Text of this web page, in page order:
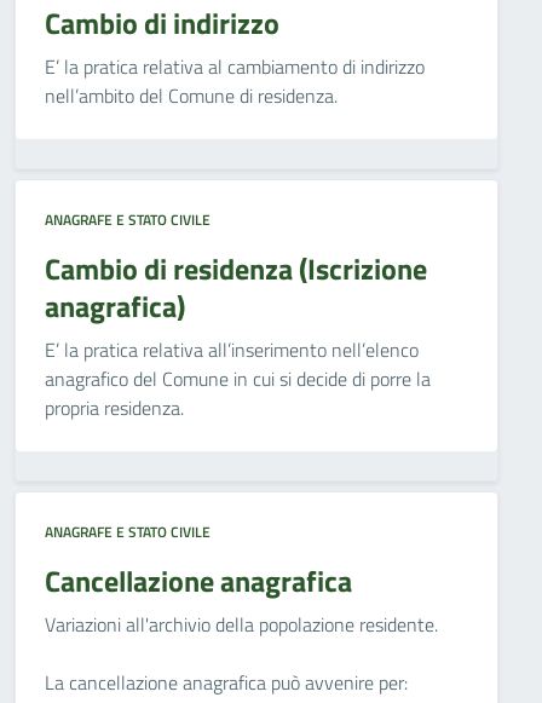
Cambio di indirizzo
E’ la pratica relativa al cambiamento di indirizzo
nell’ambito del Comune di residenza.
ANAGRAFE E STATO CIVILE
Cambio di residenza (Iscrizione
anagrafica)
E’ la pratica relativa all’inserimento nell’elenco
anagrafico del Comune in cui si decide di porre la
propria residenza.
ANAGRAFE E STATO CIVILE
Cancellazione anagrafica
Variazioni all'archivio della popolazione residente.
La cancellazione anagrafica può avvenire per: